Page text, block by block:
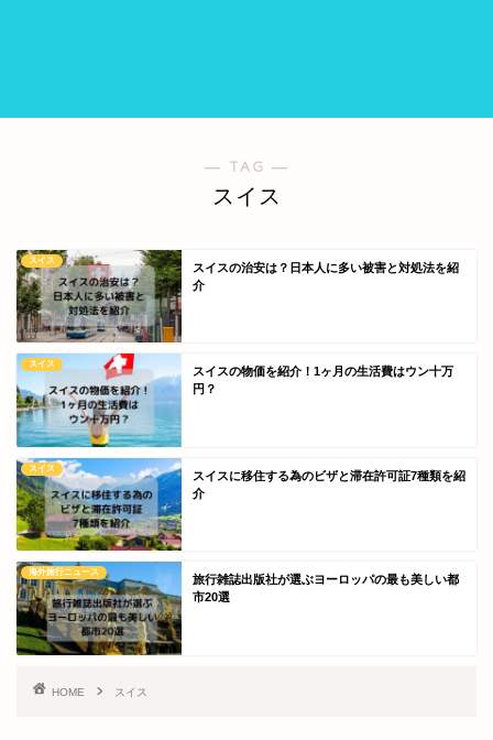
― TAG ―
スイス
スイス
スイスの治安は？日本人に多い被害と対処法を紹
介
スイス
スイスの物価を紹介！1ヶ月の生活費はウン十万
円？
スイス
スイスに移住する為のビザと滞在許可証7種類を紹
介
海外旅行ニュース
旅行雑誌出版社が選ぶヨーロッパの最も美しい都
市20選
HOME スイス